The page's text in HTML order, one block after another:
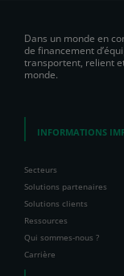
Dans un monde en
de financement
transportent, relient
monde.
INFORMATIONS
Secteurs
Solutions partenaires
Solutions clients
Ressources
Qui sommes-nous ?
Carrière